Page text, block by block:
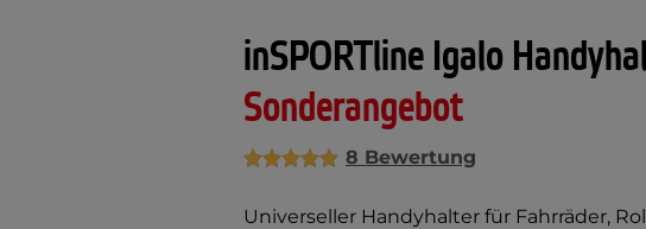
inSPORTline Igalo
Sonderangebot
8 Bewertung
Universeller Handyhalter für Fahrräder,